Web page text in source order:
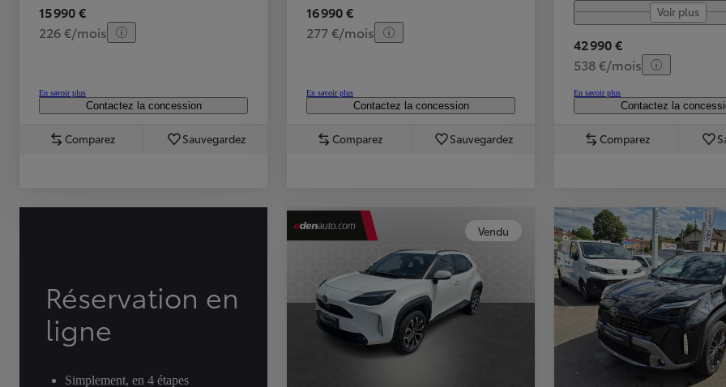
15 990 €
226 €/mois
En savoir plus
Contactez la concession
Comparez Sauvegardez
16 990 €
277 €/mois
En savoir plus
Contactez la concession
Comparez Sauvegardez
Voir plus
42 990 €
538 €/mois
En savoir plus
Contactez la
Comparez
Réservation en
ligne
Simplement, en 4 étapes
Vendu